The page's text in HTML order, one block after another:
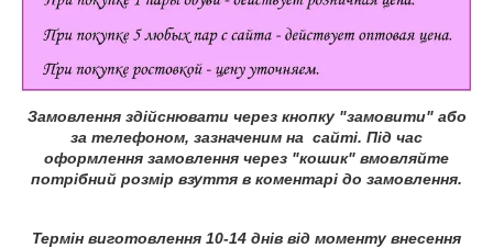
Замовлення здійснювати через кнопку "замовити" або
за телефоном, зазначеним на сайті. Під час
оформлення замовлення через "кошик" вмовляйте
потрібний розмір взуття в коментарі до замовлення.
Термін виготовлення 10-14 днів від моменту внесення